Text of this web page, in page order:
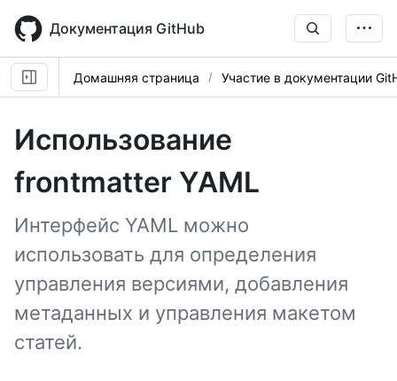
main
content
Документация GitHub
Домашняя страница Участие в документации
Использование
frontmatter YAML
Интерфейс YAML можно
использовать для определения
управления версиями, добавления
метаданных и управления макетом
статей.